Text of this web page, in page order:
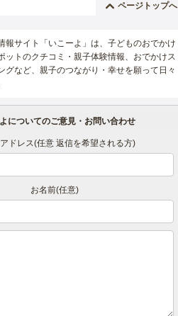
ページトップへ
報サイト「いこーよ」は、子どものおでかけ
ットのクチコミ・親子体験情報、おでかけス
グなど、親子のつながり・幸せを願って日々
についてのご意見・お問い合わせ
ドレス(任意 返信を希望される方)
お名前(任意)